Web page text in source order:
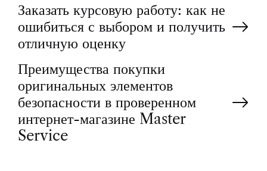
Н
а
в
і
г
Заказать курсовую работу: как не
ошибиться с выбором и получить
отличную оценку
Преимущества покупки
оригинальных элементов
безопасности в проверенном
интернет-магазине Master
Service